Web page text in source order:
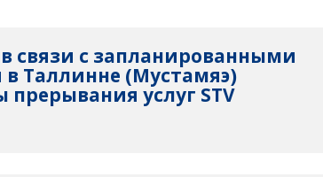
в связи с запланированными
Таллинне (Мустамяэ)
услуг STV